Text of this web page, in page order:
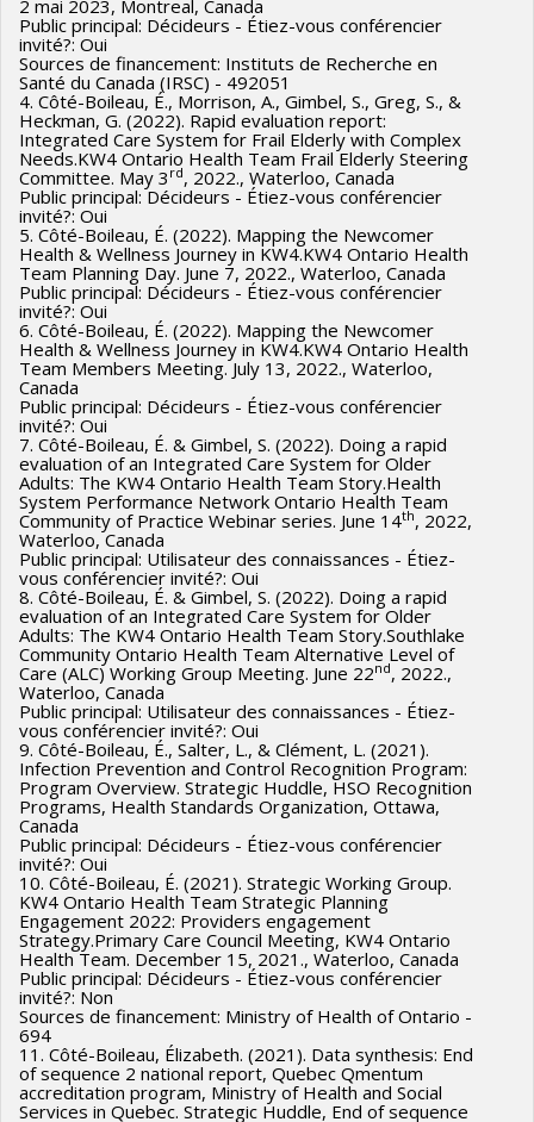
2 mai 2023, Montreal, Canada
Public principal: Décideurs - Étiez-vous conférencier
invité?: Oui
Sources de financement: Instituts de Recherche en
Santé du Canada (IRSC) - 492051
4. Côté-Boileau, É., Morrison, A., Gimbel, S., Greg, S., &
Heckman, G. (2022). Rapid evaluation report:
Integrated Care System for Frail Elderly with Complex
Needs.KW4 Ontario Health Team Frail Elderly Steering
Committee. May 3 rd, 2022., Waterloo, Canada
Public principal: Décideurs - Étiez-vous conférencier
invité?: Oui
5. Côté-Boileau, É. (2022). Mapping the Newcomer
Health & Wellness Journey in KW4.KW4 Ontario Health
Team Planning Day. June 7, 2022., Waterloo, Canada
Public principal: Décideurs - Étiez-vous conférencier
invité?: Oui
6. Côté-Boileau, É. (2022). Mapping the Newcomer
Health & Wellness Journey in KW4.KW4 Ontario Health
Team Members Meeting. July 13, 2022., Waterloo,
Canada
Public principal: Décideurs - Étiez-vous conférencier
invité?: Oui
7. Côté-Boileau, É. & Gimbel, S. (2022). Doing a rapid
evaluation of an Integrated Care System for Older
Adults: The KW4 Ontario Health Team Story.Health
System Performance Network Ontario Health Team
Community of Practice Webinar series. June 14th, 2022,
Waterloo, Canada
Public principal: Utilisateur des connaissances - Étiez-
vous conférencier invité?: Oui
8. Côté-Boileau, É. & Gimbel, S. (2022). Doing a rapid
evaluation of an Integrated Care System for Older
Adults: The KW4 Ontario Health Team Story.Southlake
Community Ontario Health Team Alternative Level of
Care (ALC) Working Group Meeting. June 22nd, 2022.,
Waterloo, Canada
Public principal: Utilisateur des connaissances - Étiez-
vous conférencier invité?: Oui
9. Côté-Boileau, É., Salter, L., & Clément, L. (2021).
Infection Prevention and Control Recognition Program:
Program Overview. Strategic Huddle, HSO Recognition
Programs, Health Standards Organization, Ottawa,
Canada
Public principal: Décideurs - Étiez-vous conférencier
invité?: Oui
10. Côté-Boileau, É. (2021). Strategic Working Group.
KW4 Ontario Health Team Strategic Planning
Engagement 2022: Providers engagement
Strategy.Primary Care Council Meeting, KW4 Ontario
Health Team. December 15, 2021., Waterloo, Canada
Public principal: Décideurs - Étiez-vous conférencier
invité?: Non
Sources de financement: Ministry of Health of Ontario -
694
11. Côté-Boileau, Élizabeth. (2021). Data synthesis: End
of sequence 2 national report, Quebec Qmentum
accreditation program, Ministry of Health and Social
Services in Quebec. Strategic Huddle, End of sequence